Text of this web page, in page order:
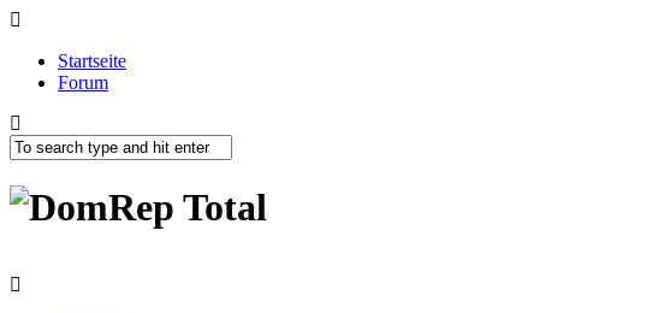
Startseite
Forum